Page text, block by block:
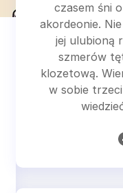
czasem śni
akordeonie.
jej ulubioną
szmerów
klozetową.
w sobie